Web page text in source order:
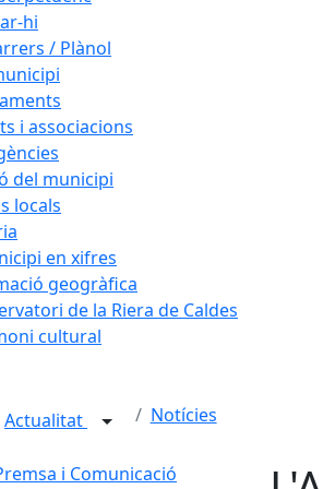
hi
/ Plànol
i associacions
del municipi
locals
en xifres
geogràfica
de la Riera de Caldes
cultural
Actualitat Notícies
i Comunicació